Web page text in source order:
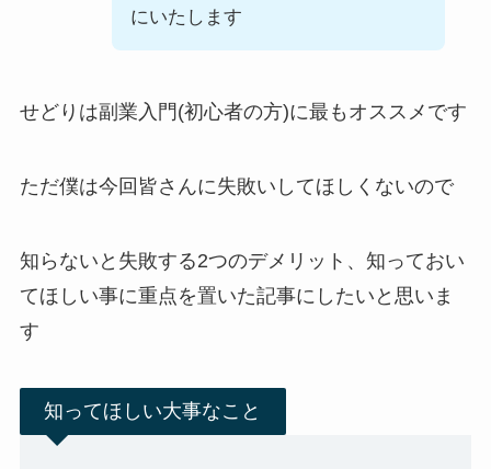
にいたします
せどりは副業入門(初心者の方)に最もオススメです
ただ僕は今回皆さんに失敗いしてほしくないので
知らないと失敗する2つのデメリット、知っておい
てほしい事に重点を置いた記事にしたいと思いま
す
知ってほしい大事なこと